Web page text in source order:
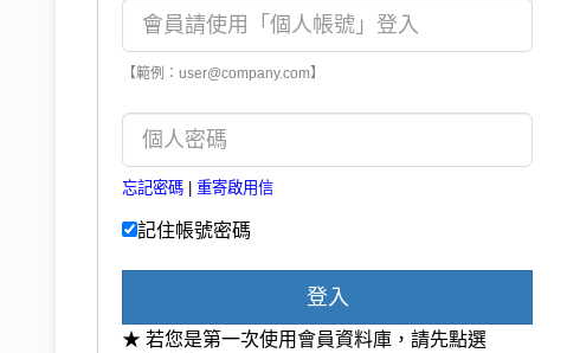
【範例：user@company.com】
忘記密碼 重寄啟用信
記住帳號密碼
登入
★ 若您是第一次使用會員資料庫，請先點選